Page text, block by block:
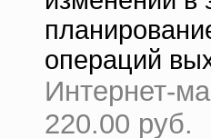
операций
Интернет-
220.00 руб.